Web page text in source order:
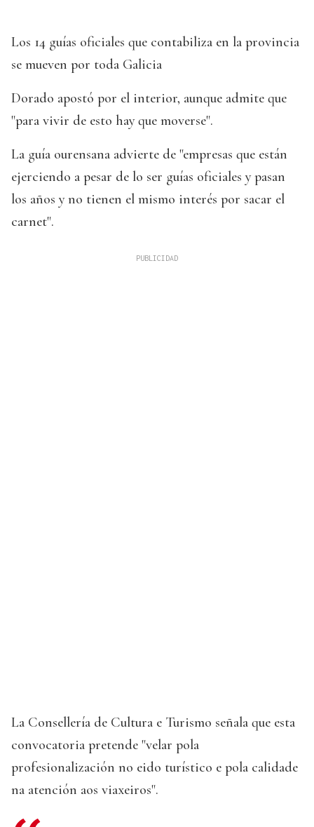
Los 14 guías oficiales que contabiliza en la provincia
se mueven por toda Galicia
Dorado apostó por el interior, aunque admite que
"para vivir de esto hay que moverse".
La guía ourensana advierte de "empresas que están
ejerciendo a pesar de lo ser guías oficiales y pasan
los años y no tienen el mismo interés por sacar el
carnet".
La Consellería de Cultura e Turismo señala que esta
convocatoria pretende "velar pola
profesionalización no eido turístico e pola calidade
na atención aos viaxeiros".